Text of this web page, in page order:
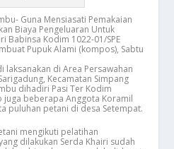
Guna Mensiasati Pemakaian
Biaya Pengeluaran Untuk
Babinsa Kodim 1022-01/SPE
Pupuk Alami (kompos), Sabtu
di Area Persawahan
Kecamatan Simpang
dihadiri Pasi Ter Kodim
juga beberapa Anggota Koramil
puluhan petani di desa Setempat.
mengikuti pelatihan
dilakukan Serda Khairi sudah